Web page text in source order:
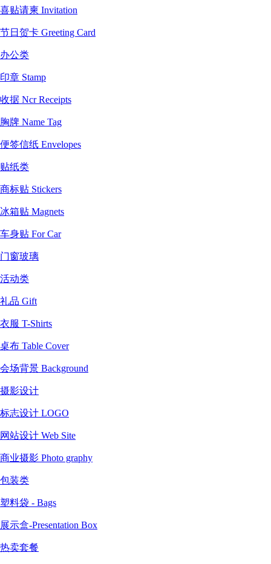
喜贴请柬 Invitation
节日贺卡 Greeting Card
办公类
印章 Stamp
收据 Ncr Receipts
胸牌 Name Tag
便签信纸 Envelopes
贴纸类
商标贴 Stickers
冰箱贴 Magnets
车身贴 For Car
门窗玻璃
活动类
礼品 Gift
衣服 T-Shirts
桌布 Table Cover
会场背景 Background
摄影设计
标志设计 LOGO
网站设计 Web Site
商业摄影 Photo graphy
包装类
塑料袋 - Bags
展示盒-Presentation Box
热卖套餐